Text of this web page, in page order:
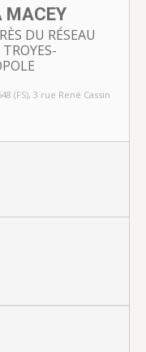
MACEY
DU RÉSEAU
TROYES-
(FS), 3 rue René Cassin